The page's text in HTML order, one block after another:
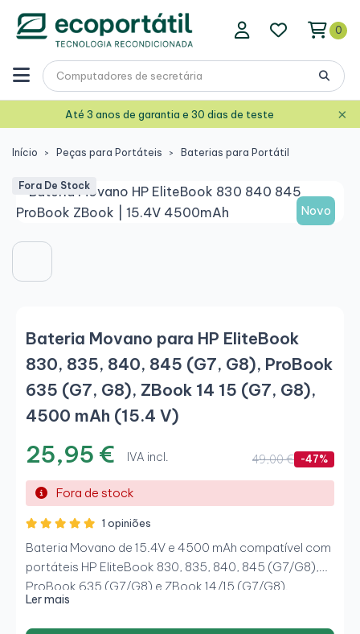
0
Até 3 anos de garantia e 30 dias de teste ×
Início Peças para Portáteis Baterias para Portátil
Novo
Fora De Stock
Bateria Movano para HP EliteBook
830, 835, 840, 845 (G7, G8), ProBook
635 (G7, G8), ZBook 14 15 (G7, G8),
4500 mAh (15.4 V)
25,95 € IVA incl. 49,00 € -47%
Fora de stock
1 opiniões
Bateria Movano de 15.4V e 4500 mAh compatível com
portáteis HP EliteBook 830, 835, 840, 845 (G7/G8),
ProBook 635 (G7/G8) e ZBook 14/15 (G7/G8).
Oferece um desempenho seguro e estável, com
autonomia suficiente para longas jornadas de
Ler mais